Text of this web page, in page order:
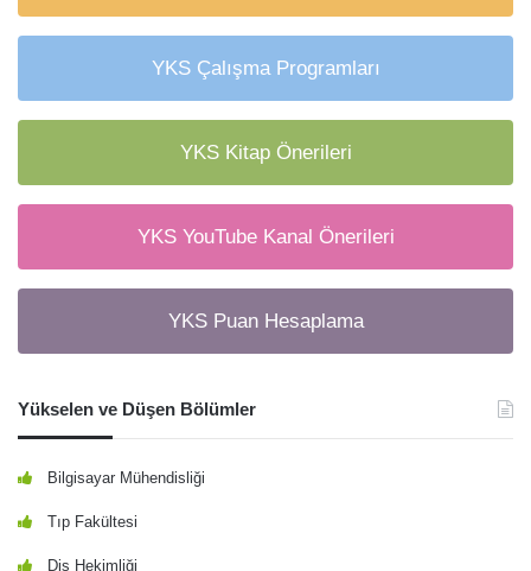
YKS Çalışma Programları
YKS Kitap Önerileri
YKS YouTube Kanal Önerileri
YKS Puan Hesaplama
Yükselen ve Düşen Bölümler
Bilgisayar Mühendisliği
Tıp Fakültesi
Diş Hekimliği